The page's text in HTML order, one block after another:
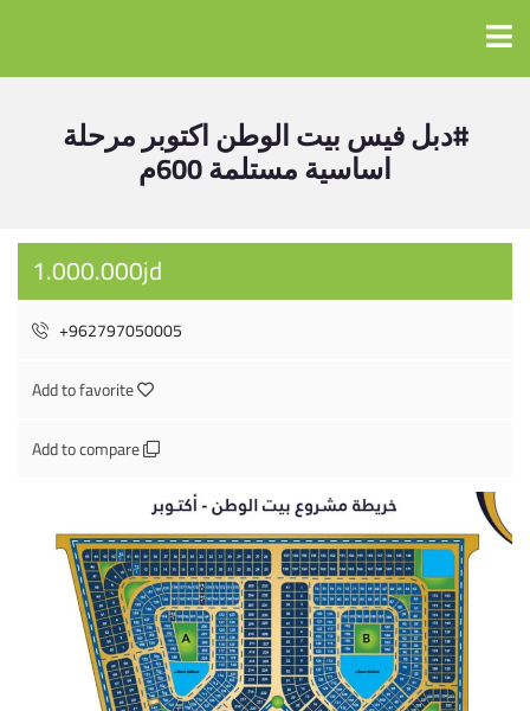
#دبل فيس بيت الوطن اكتوبر مرحلة
اساسية مستلمة 600م
1.000.000jd
+962797050005
Add to favorite
Add to compare